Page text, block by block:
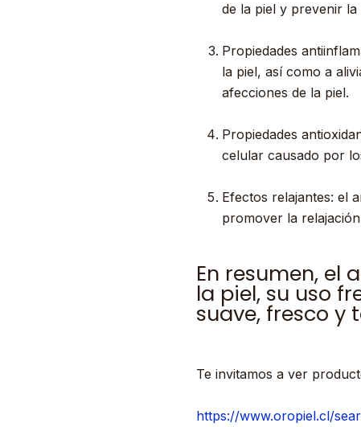
de la piel y prevenir
Propiedades
la piel, así como a
afecciones de la piel.
Propiedades
celular causado por
Efectos relajantes: el
promover la
En resumen, el
la piel, su uso
suave, fresco y
Te invitamos a ver
https://www.oropiel.cl/